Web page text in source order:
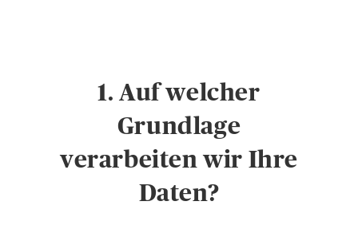
1. Auf welcher
Grundlage
verarbeiten wir Ihre
Daten?